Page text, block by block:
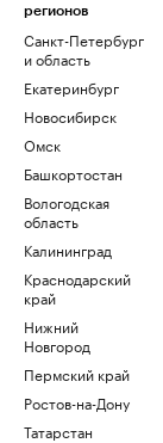
регионов
Санкт-Петербург
и область
Екатеринбург
Новосибирск
Омск
Башкортостан
Вологодская
область
Калининград
Краснодарский
край
Нижний
Новгород
Пермский край
Ростов-на-Дону
Татарстан